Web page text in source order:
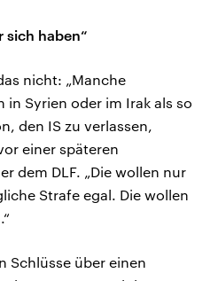
sich haben“
nicht: „Manche
Syrien oder im Irak als so
den IS zu verlassen,
einer späteren
dem DLF. „Die wollen nur
Strafe egal. Die wollen
Schlüsse über einen